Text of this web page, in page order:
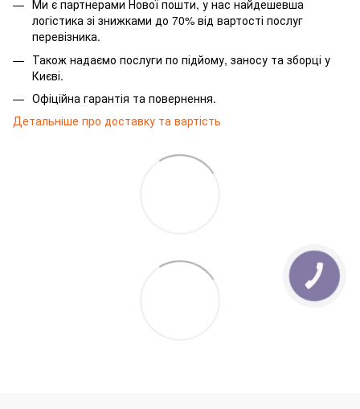
Ми є партнерами Нової пошти, у нас найдешевша
логістика зі знижками до 70% від вартості послуг
перевізника.
Також надаємо послуги по підйому, заносу та зборці у
Києві.
Офіційна гарантія та повернення.
Детальніше про доставку та вартість